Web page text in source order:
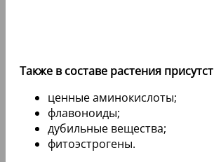
Также в составе растения
ценные аминокислоты;
флавоноиды;
дубильные вещества;
фитоэстрогены.